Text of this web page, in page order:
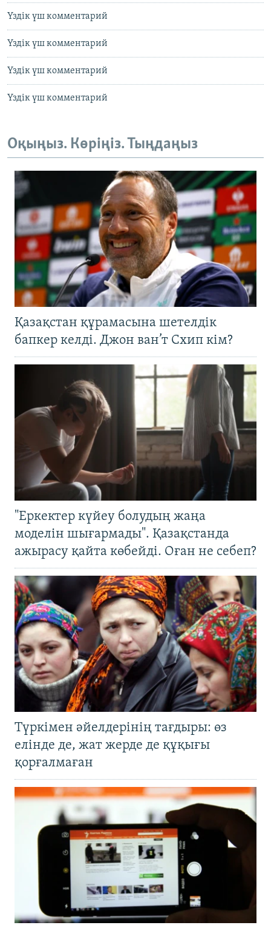
Үздік үш комментарий
Үздік үш комментарий
Үздік үш комментарий
Үздік үш комментарий
Оқыңыз. Көріңіз. Тыңдаңыз
Қазақстан құрамасына шетелдік
бапкер келді. Джон ван’т Схип кім?
"Еркектер күйеу болудың жаңа
моделін шығармады". Қазақстанда
ажырасу қайта көбейді. Оған не себеп?
Түркімен әйелдерінің тағдыры: өз
елінде де, жат жерде де құқығы
қорғалмаған